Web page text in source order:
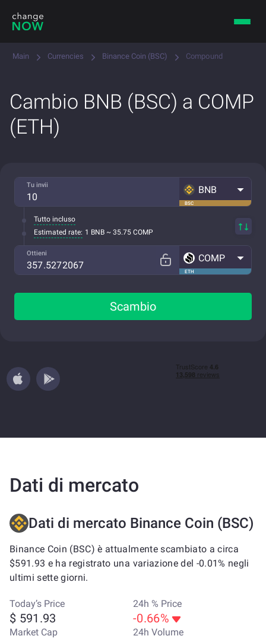
Main Currencies Binance Coin (BSC) Compound
Cambio BNB (BSC) a COMP
(ETH)
Tu invii
BSC
BNB
Tutto incluso
Estimated rate: 1 BNB ~ 35.75 COMP
Ottieni
ETH
COMP
Scambio
Dati di mercato
Dati di mercato Binance Coin (BSC)
Binance Coin (BSC) è attualmente scambiato a circa
$591.93 e ha registrato una variazione del -0.01% negli
ultimi sette giorni.
Today’s Price
$ 591.93
24h % Price
-0.66%
Market Cap 24h Volume